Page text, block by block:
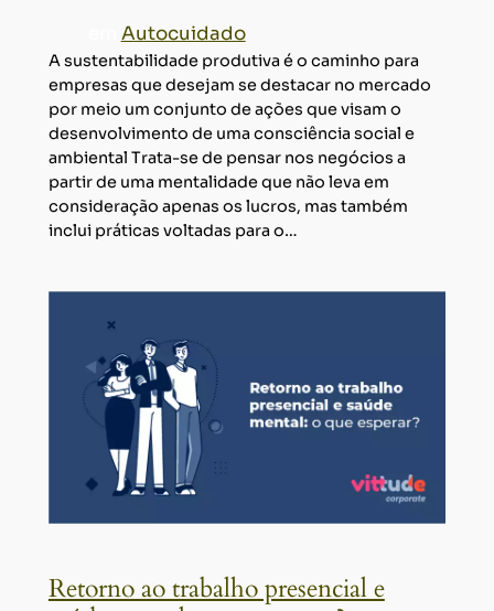
Autocuidado
A sustentabilidade produtiva é o caminho para
empresas que desejam se destacar no mercado
por meio um conjunto de ações que visam o
desenvolvimento de uma consciência social e
ambiental Trata-se de pensar nos negócios a
partir de uma mentalidade que não leva em
consideração apenas os lucros, mas também
inclui práticas voltadas para o…
Retorno ao trabalho presencial e